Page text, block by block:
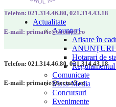
Actualitate
Anunțuri
Afișare în
ANUNȚURI
Hotarari de
Comunicate
Mass-Media
Concursuri
Evenimente
Telefon: 021.314.46.80, 021.314.43.18
E-mail: primarie@sector5.ro
Telefon: 021.314.46.80, 021.314.43.18
E-mail: primarie@sector5.ro